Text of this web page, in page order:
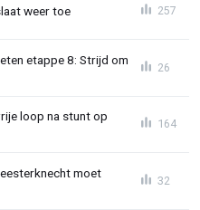
weer toe 257
etappe 8: Strijd om
26
loop na stunt op
164
moet
32